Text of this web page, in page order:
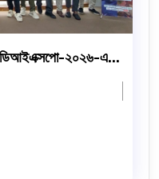
২০২৬-এর